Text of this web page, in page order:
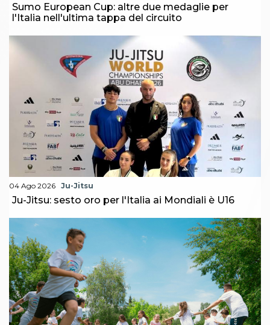
Sumo European Cup: altre due medaglie per
l'Italia nell'ultima tappa del circuito
04 Ago 2026 Ju-Jitsu
Ju-Jitsu: sesto oro per l'Italia ai Mondiali è U16